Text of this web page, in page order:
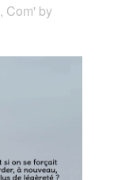
, Com' by